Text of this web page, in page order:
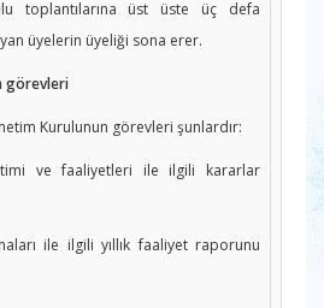
toplantılarına üst üste üç defa
üyelerin üyeliği sona erer.
görevleri
Kurulunun görevleri şunlardır:
ve faaliyetleri ile ilgili kararlar
ile ilgili yıllık faaliyet raporunu